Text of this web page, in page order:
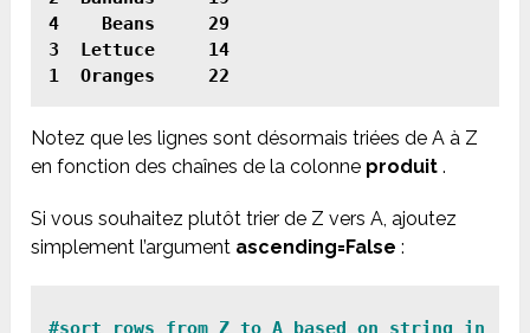
4    Beans     29
3  Lettuce     14
1  Oranges     22
Notez que les lignes sont désormais triées de A à Z
en fonction des chaînes de la colonne produit .
Si vous souhaitez plutôt trier de Z vers A, ajoutez
simplement l’argument ascending=False :